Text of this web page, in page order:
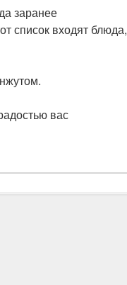
заранее
список входят блюда,
вас